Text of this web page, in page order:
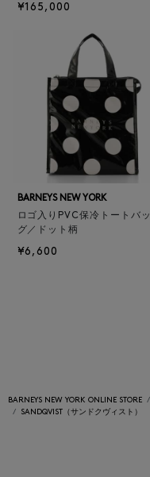
¥165,000
BARNEYS NEW YORK
ロゴ入りPVC保冷トートバッ
グ／ドット柄
¥6,600
BARNEYS NEW YORK ONLINE STORE
SANDQVIST（サンドクヴィスト）